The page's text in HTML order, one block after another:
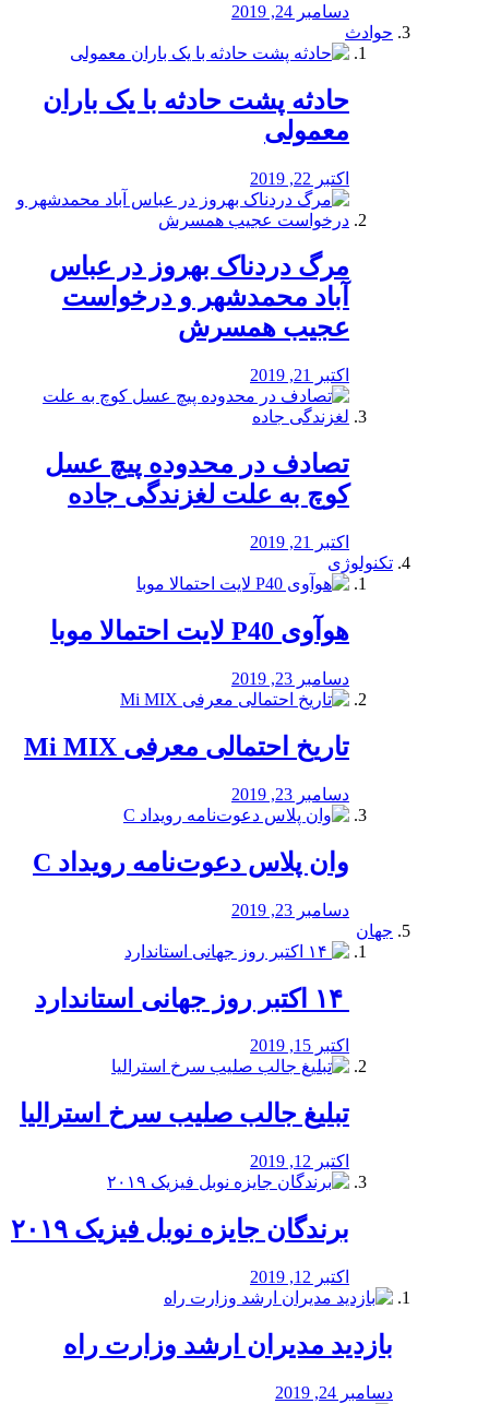
دسامبر 24, 2019
حوادث
️حادثه پشت حادثه با یک باران
معمولی
اکتبر 22, 2019
مرگ دردناک بهروز در عباس
آباد محمدشهر و درخواست
عجیب همسرش
اکتبر 21, 2019
تصادف در محدوده پیچ عسل
کوچ به علت لغزندگی جاده
اکتبر 21, 2019
تکنولوژی
هوآوی P40 لایت احتمالا موبا
دسامبر 23, 2019
تاریخ احتمالی معرفی Mi MIX
دسامبر 23, 2019
وان پلاس دعوت‌نامه رویداد C
دسامبر 23, 2019
جهان
اکتبر 15, 2019
تبلیغ جالب صلیب سرخ استرالیا
اکتبر 12, 2019
برندگان جایزه نوبل فیزیک ۲۰۱۹
اکتبر 12, 2019
بازدید مدیران ارشد وزارت راه
دسامبر 24, 2019